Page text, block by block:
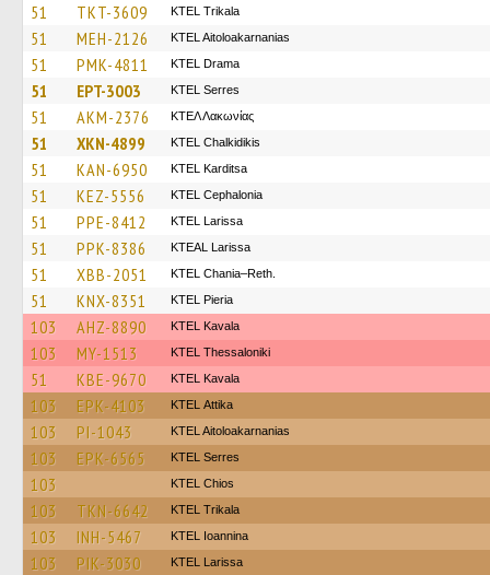
51 TKT-3609 ΚΤΕL Τrikala
51 MEH-2126 KTEL Aitoloakarnanias
51 PMK-4811 KTEL Drama
51 EPT-3003 KTEL Serres
51 AKM-2376 ΚΤΕΛ Λακωνίας
51 XKN-4899 ΚΤΕL Chalkidikis
51 KAN-6950 ΚΤΕL Karditsa
51 KEZ-5556 KTEL Cephalonia
51 PPE-8412 KTEL Larissa
51 PPK-8386 KTEAL Larissa
51 XBB-2051 KTEL Chania–Reth.
51 KNX-8351 KTEL Pieria
103 AHZ-8890 KTEL Kavala
103 MY-1513 KTEL Thessaloniki
51 KBE-9670 KTEL Kavala
103 EPK-4103 KΤΕL Αttika
103 PI-1043 KTEL Aitoloakarnanias
103 EPK-6565 KTEL Serres
103 KTEL Chios
103 TKN-6642 ΚΤΕL Τrikala
103 INH-5467 KTEL Ioannina
103 PIK-3030 KTEL Larissa